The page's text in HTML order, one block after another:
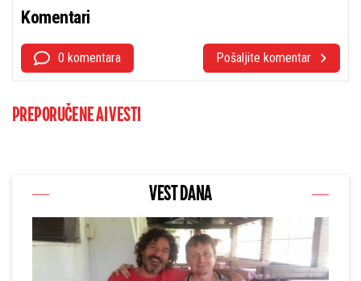
Komentari
0 komentara Pošaljite komentar
PREPORUČENE AI VESTI
VEST DANA